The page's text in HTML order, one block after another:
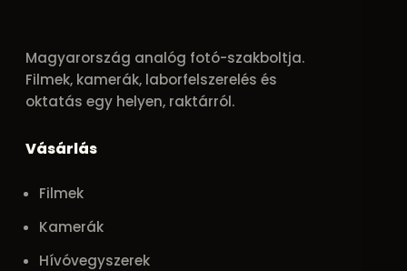
Magyarország analóg fotó-szakboltja.
Filmek, kamerák, laborfelszerelés és
oktatás egy helyen, raktárról.
Vásárlás
Filmek
Kamerák
Hívóvegyszerek